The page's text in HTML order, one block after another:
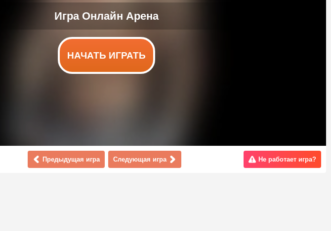
НАЧАТЬ ИГРАТЬ
Предыдущая игра Следующая игра Не работает игра?